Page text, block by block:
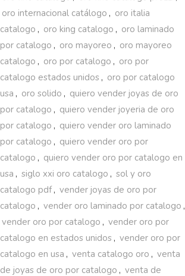
oro internacional catálogo , oro italia
catalogo , oro king catalogo , oro laminado
por catalogo , oro mayoreo , oro mayoreo
catalogo , oro por catalogo , oro por
catalogo estados unidos , oro por catalogo
usa , oro solido , quiero vender joyas de oro
por catalogo , quiero vender joyeria de oro
por catalogo , quiero vender oro laminado
por catalogo , quiero vender oro por
catalogo , quiero vender oro por catalogo en
usa , siglo xxi oro catalogo , sol y oro
catalogo pdf, vender joyas de oro por
catalogo , vender oro laminado por catalogo ,
vender oro por catalogo , vender oro por
catalogo en estados unidos , vender oro por
catalogo en usa , venta catalogo oro , venta
de joyas de oro por catalogo , venta de